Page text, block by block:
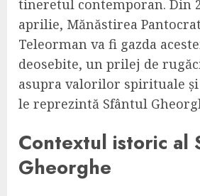
tineretul contemporan. Din
aprilie, Mănăstirea
Teleorman va fi gazda
deosebite, un prilej de
asupra valorilor spirituale
le reprezintă Sfântul
Contextul istoric al
Gheorghe